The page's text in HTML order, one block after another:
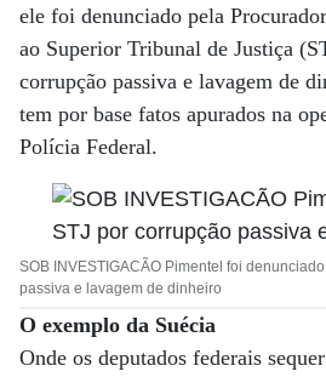
ele foi denunciado pela
ao Superior Tribunal de Justiça
corrupção passiva e lavagem de
tem por base fatos apurados na
Polícia Federal.
SOB INVESTIGACÃO Pimentel foi
passiva e lavagem de dinheiro
O exemplo da Suécia
Onde os deputados federais